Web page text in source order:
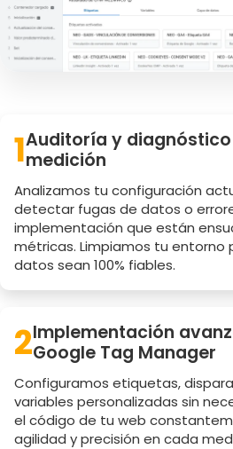
1Auditoría y
medición
Analizamos tu configuración
detectar fugas de datos o
implementación que están
métricas. Limpiamos tu entorno
datos sean 100% fiables.
2Implementación
Google Tag Manager
Configuramos etiquetas,
variables personalizadas sin
el código de tu web
agilidad y precisión en cada